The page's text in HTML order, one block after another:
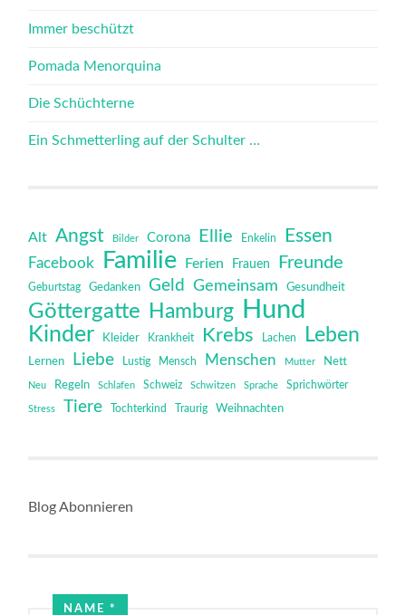
Immer beschützt
Pomada Menorquina
Die Schüchterne
Ein Schmetterling auf der Schulter …
Alt Angst Bilder Corona Ellie Enkelin Essen
Facebook Familie Ferien Frauen Freunde
Geburtstag Gedanken Geld Gemeinsam Gesundheit
Göttergatte Hamburg Hund
Kinder Kleider Krankheit Krebs Lachen Leben
Lernen Liebe Lustig Mensch Menschen Mutter Nett
Neu Regeln Schlafen Schweiz Schwitzen Sprache Sprichwörter
Stress Tiere Tochterkind Traurig Weihnachten
Blog Abonnieren
NAME*